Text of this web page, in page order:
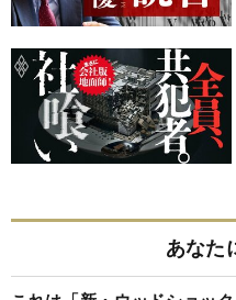
あなた